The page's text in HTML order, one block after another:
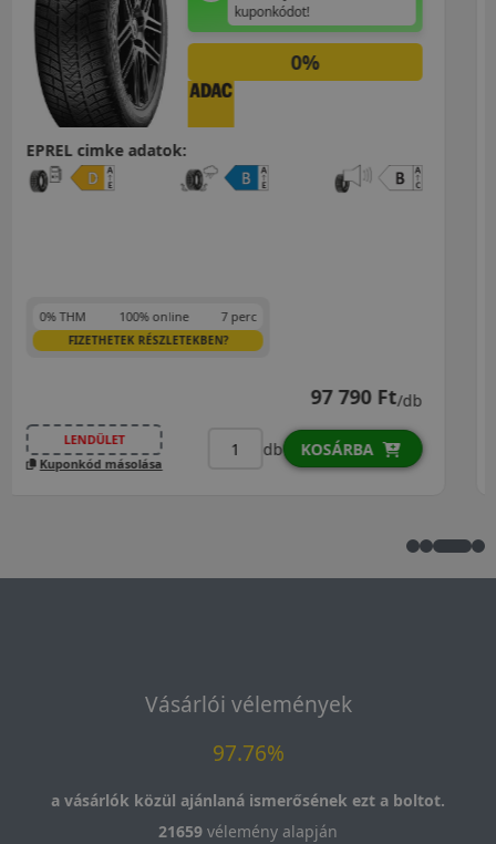
AKÁR 5.000 FT SZERELÉSI
KEDVEZMÉNY!
Használja a LENDÜLET
kuponkódot!
EPREL cimke adatok:
0% THM 100% online 7 perc
FIZETHETEK RÉSZLETEKBEN?
99 890 Ft/db
LENDÜLET
Kuponkód másolása
db KOSÁRBA
Vásárlói vélemények
97.76%
a vásárlók közül ajánlaná ismerősének ezt a boltot.
21659 vélemény alapján